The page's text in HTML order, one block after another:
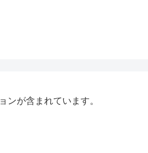
ンが含まれています。